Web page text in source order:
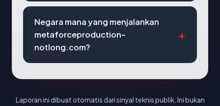
Negara mana yang menjalankan
metaforceproduction-
notlong.com?
Laporan ini dibuat otomatis dari sinyal teknis publik. Ini bukan